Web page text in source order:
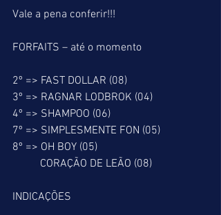
Vale a pena conferir!!!
FORFAITS – até o momento
2º => FAST DOLLAR (08)
3º => RAGNAR LODBROK (04)
4º => SHAMPOO (06)
7º => SIMPLESMENTE FON (05)
8º => OH BOY (05)
          CORAÇÃO DE LEÃO (08)
INDICAÇÕES